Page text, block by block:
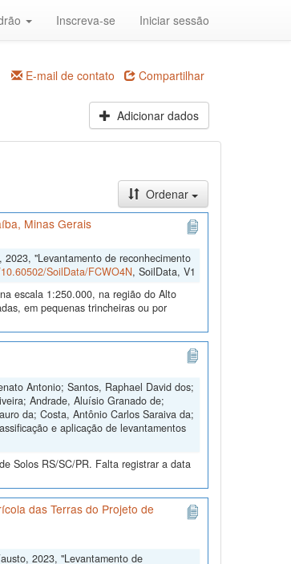
Inscreva-se Iniciar sessão
E-mail de contato Compartilhar
Adicionar dados
Ordenar
Minas Gerais
"Levantamento de reconhecimento
SoilData/FCWO4N, SoilData, V1
escala 1:250.000, na região do Alto
em pequenas trincheiras ou por
Antonio; Santos, Raphael David dos;
Andrade, Aluísio Granado de;
da; Costa, Antônio Carlos Saraiva da;
e aplicação de levantamentos
Solos RS/SC/PR. Falta registrar a data
das Terras do Projeto de
2023, "Levantamento de